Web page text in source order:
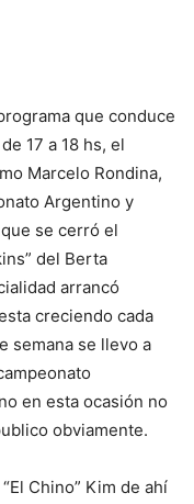
que conduce
17 a 18 hs, el
Marcelo Rondina,
Argentino y
se cerró el
del Berta
arrancó
creciendo cada
semana se llevo a
en esta ocasión no
obviamente.
Chino” Kim de ahí